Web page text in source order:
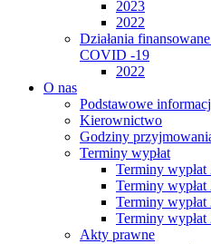
2023
2022
Działania
COVID -19
2022
O nas
Podstawowe
Kierownictwo
Godziny
Terminy wypłat
Terminy wypłat
Terminy wypłat
Terminy wypłat
Terminy wypłat
Akty prawne